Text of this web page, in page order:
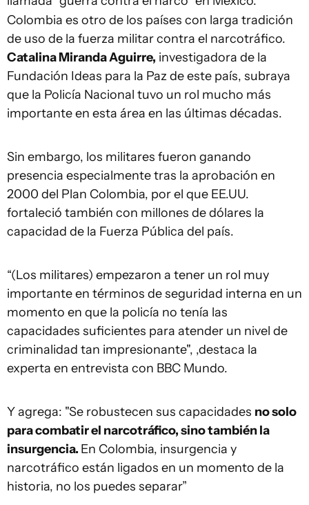
Colombia es otro de los países con larga tradición
de uso de la fuerza militar contra el narcotráfico.
Catalina Miranda Aguirre, investigadora de la
Fundación Ideas para la Paz de este país, subraya
que la Policía Nacional tuvo un rol mucho más
importante en esta área en las últimas décadas.
Sin embargo, los militares fueron ganando
presencia especialmente tras la aprobación en
2000 del Plan Colombia, por el que EE.UU.
fortaleció también con millones de dólares la
capacidad de la Fuerza Pública del país.
“(Los militares) empezaron a tener un rol muy
importante en términos de seguridad interna en un
momento en que la policía no tenía las
capacidades suficientes para atender un nivel de
criminalidad tan impresionante", ,destaca la
experta en entrevista con BBC Mundo.
Y agrega: "Se robustecen sus capacidades no solo
para combatir el narcotráfico, sino también la
insurgencia. En Colombia, insurgencia y
narcotráfico están ligados en un momento de la
historia, no los puedes separar”